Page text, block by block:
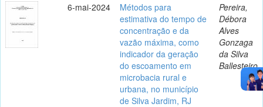
6-mai-2024
Métodos para
estimativa do tempo de
concentração e da
vazão máxima, como
indicador da geração
do escoamento em
microbacia rural e
urbana, no município
de Silva Jardim, RJ
Pereira,
Débora
Alves
Gonzaga
da Silva
Ballesteiro